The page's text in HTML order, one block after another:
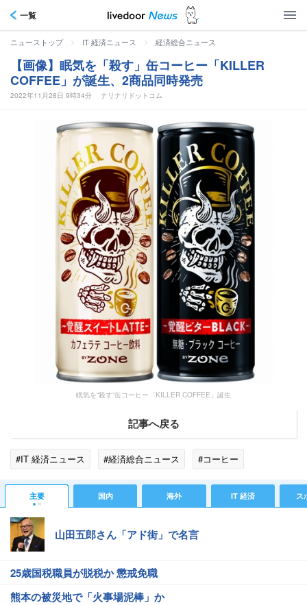
一覧
ニューストップ > IT 経済ニュース > 経済総合ニュース
【画像】眠気を「殺す」缶コーヒー「KILLER
COFFEE」が誕生、2商品同時発売
2022年11月28日 9時34分 ナリナリドットコム
眠気を“殺す”缶コーヒー「KILLER COFFEE」誕生
記事へ戻る
#IT 経済ニュース #経済総合ニュース #コーヒー
主要 国内 海外 IT 経済 ス
山田五郎さん「アド街」で名言
25歳国税職員が脱税か 懲戒免職
熊本の被災地で「火事場泥棒」か